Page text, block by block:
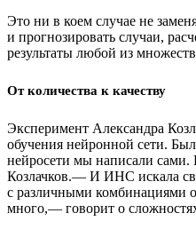
Это ни в коем случае не
и прогнозировать случаи,
результаты любой из
От количества к качеству
Эксперимент Александра
обучения нейронной сети.
нейросети мы написали сами.
Козлачков.— И ИНС искала
с различными комбинациями
много,— говорит о